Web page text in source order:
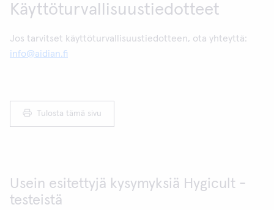
Käyttöturvallisuustiedotteet
Jos tarvitset käyttöturvallisuustiedotteen, ota yhteyttä:
info@aidian.fi
Tulosta tämä sivu
Usein esitettyjä kysymyksiä Hygicult -
testeistä